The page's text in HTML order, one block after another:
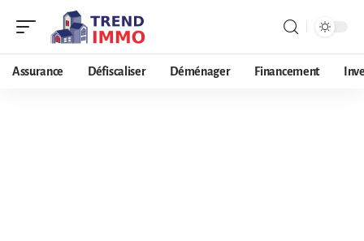
Assurance Défiscaliser Déménager Financement